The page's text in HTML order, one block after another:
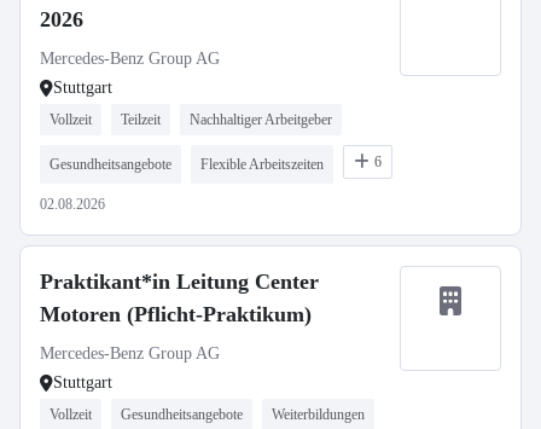
2026
Mercedes-Benz Group AG
Stuttgart
Vollzeit Teilzeit Nachhaltiger Arbeitgeber
Gesundheitsangebote Flexible Arbeitszeiten 6
02.08.2026
Praktikant*in Leitung Center
Motoren (Pflicht-Praktikum)
Mercedes-Benz Group AG
Stuttgart
Vollzeit Gesundheitsangebote Weiterbildungen